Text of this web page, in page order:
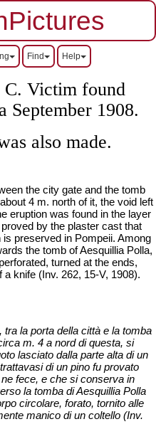
Find Help
C. Victim found
September 1908.
also made.
the city gate and the tomb
4 m. north of it, the void left
eruption was found in the layer
by the plaster cast that
preserved in Pompeii. Among
the tomb of Aesquillia Polla,
turned at the ends,
knife (Inv. 262, 15-V, 1908).
la porta della città e la tomba
m. 4 a nord di questa, si
lasciato dalla parte alta di un
di un pino fu provato
fece, e che si conserva in
la tomba di Aesquillia Polla
circolare, forato, tornito alle
manico di un coltello (Inv.